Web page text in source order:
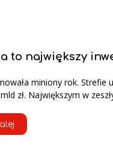
to największy
miniony rok. Strefie
zł. Największym w